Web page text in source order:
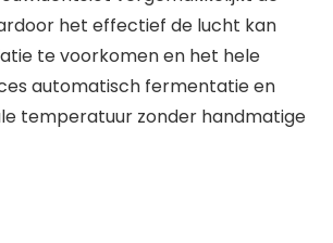
het effectief de lucht kan
te voorkomen en het hele
automatisch fermentatie en
temperatuur zonder handmatige